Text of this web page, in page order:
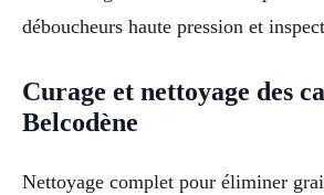
déboucheurs haute pression et
Curage et nettoyage des
Belcodène
Nettoyage complet pour éliminer